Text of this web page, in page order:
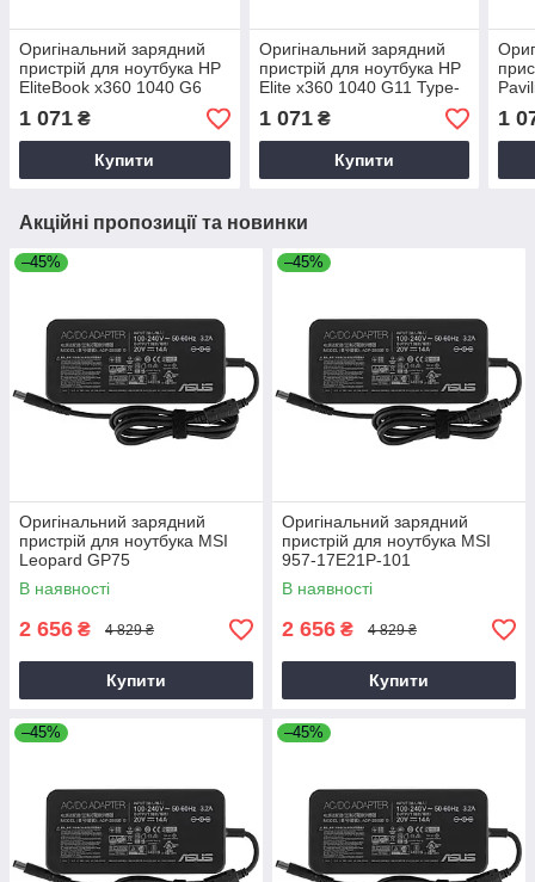
Оригінальний зарядний
пристрій для ноутбука HP
EliteBook x360 1040 G6
1 071 ₴
Купити
Оригінальний зарядний
пристрій для ноутбука HP
Elite x360 1040 G11 Type-
C
1 071₴
Купити
14-
1
Акційні пропозиції та новинки
–45%
Оригінальний зарядний
пристрій для ноутбука MSI
Leopard GP75
В наявності
2 656 ₴ 4 829 ₴
Купити
–45%
Оригінальний зарядний
пристрій для ноутбука MSI
957-17E21P-101
В наявності
2 656 ₴ 4 829 ₴
Купити
–45% –45%